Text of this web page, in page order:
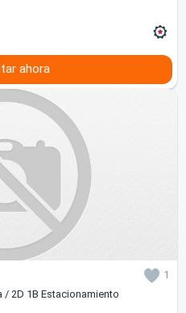
ahora
1
/ 2D 1B Estacionamiento